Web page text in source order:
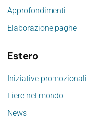
Approfondimenti
Elaborazione paghe
Estero
Iniziative promozionali
Fiere nel mondo
News